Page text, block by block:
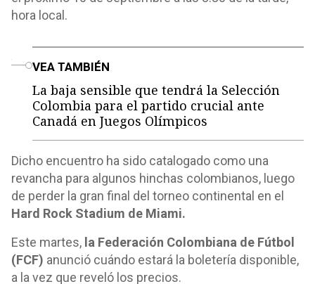
hora local.
VEA TAMBIÉN
La baja sensible que tendrá la Selección
Colombia para el partido crucial ante
Canadá en Juegos Olímpicos
Dicho encuentro ha sido catalogado como una
revancha para algunos hinchas colombianos, luego
de perder la gran final del torneo continental en el
Hard Rock Stadium de Miami.
Este martes, la Federación Colombiana de Fútbol
(FCF) anunció cuándo estará la boletería disponible,
a la vez que reveló los precios.